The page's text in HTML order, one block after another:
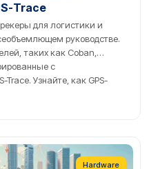
Trace
для логистики и
руководстве.
таких как Coban,
с
Узнайте, как GPS-
и обеспечить
Hardware